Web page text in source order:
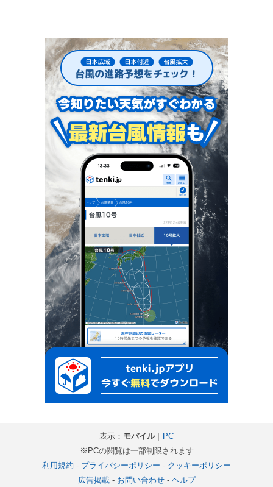
表示： モバイル｜ PC
※PCの閲覧は一部制限されます
利用規約 - プライバシーポリシー - クッキーポリシー
広告掲載- お問い合わせ- ヘルプ